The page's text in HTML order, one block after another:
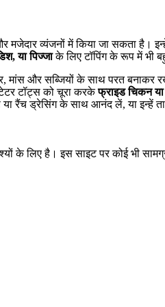
मजेदार व्यंजनों में किया जा सकता है।
या पिज्जाके लिए टॉपिंग के रूप में भी
मांस और सब्जियों के साथ परत
टॉट्स को चूरा करकेफ्राइड चिकन
रैंच ड्रेसिंग के साथ आनंद लें, या इन्हें
के लिए है। इस साइट पर कोई भी